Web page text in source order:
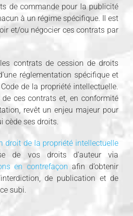
de commande pour la publicité
à un régime spécifique. Il est
et/ou négocier ces contrats par
contrats de cession de droits
réglementation spécifique et
de la propriété intellectuelle.
ces contrats et, en conformité
revêt un enjeu majeur pour
cède ses droits.
droit de la propriété intellectuelle
de vos droits d’auteur via
en contrefaçon afin d’obtenir
de publication et de
subi.